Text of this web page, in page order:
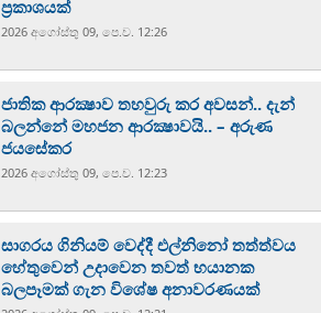
ප්‍රකාශයක්
2026 අගෝස්‍තු 09, පෙ.ව. 12:26
ජාතික ආරක්‍ෂාව තහවුරු කර අවසන්.. දැන්
බලන්නේ මහජන ආරක්‍ෂාවයි.. – අරුණ
ජයසේකර
2026 අගෝස්‍තු 09, පෙ.ව. 12:23
සාගරය ගිනියම් වෙද්දී එල්නිනෝ තත්ත්වය
හේතුවෙන් උදාවෙන තවත් භයානක
බලපෑමක් ගැන විශේෂ අනාවරණයක්